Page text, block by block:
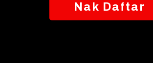
Nak Daftar